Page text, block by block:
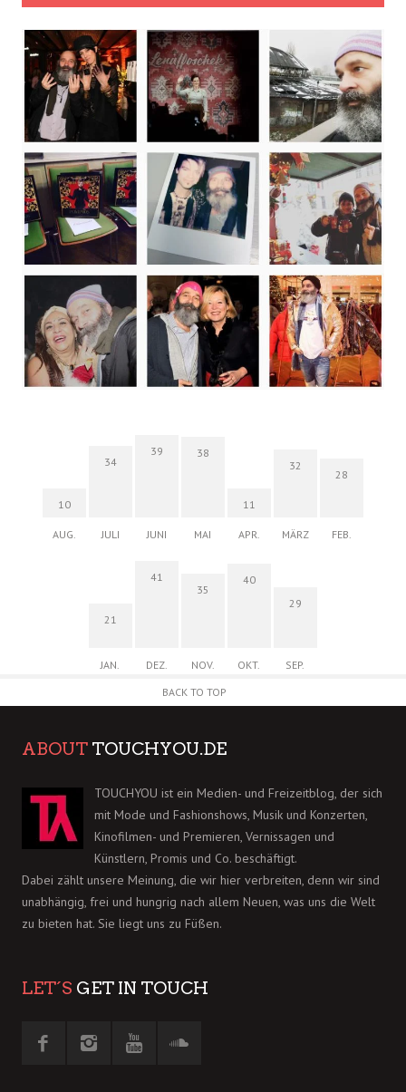
10
AUG.
34
JULI
39
JUNI
38
MAI
11
APR.
32
MÄRZ
28
FEB.
21
JAN.
41
DEZ.
35
NOV.
40
OKT.
29
SEP.
BACK TO TOP
ABOUT TOUCHYOU.DE
TOUCHYOU ist ein Medien- und Freizeitblog, der sich
mit Mode und Fashionshows, Musik und Konzerten,
Kinofilmen- und Premieren, Vernissagen und
Künstlern, Promis und Co. beschäftigt.
Dabei zählt unsere Meinung, die wir hier verbreiten, denn wir sind
unabhängig, frei und hungrig nach allem Neuen, was uns die Welt
zu bieten hat. Sie liegt uns zu Füßen.
LET´S GET IN TOUCH